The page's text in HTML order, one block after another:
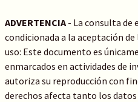
ADVERTENCIA- La consulta de
condicionada a la aceptación
uso: Este documento es
enmarcados en actividades de
autoriza su reproducción con
derechos afecta tanto los